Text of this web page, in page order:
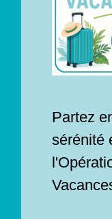
Partez
sérénité